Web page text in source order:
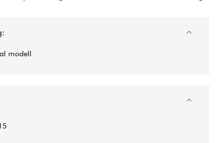
modell